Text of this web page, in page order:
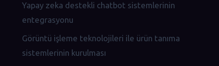
Yapay zeka destekli chatbot sistemlerinin
entegrasyonu
Görüntü işleme teknolojileri ile ürün tanıma
sistemlerinin kurulması